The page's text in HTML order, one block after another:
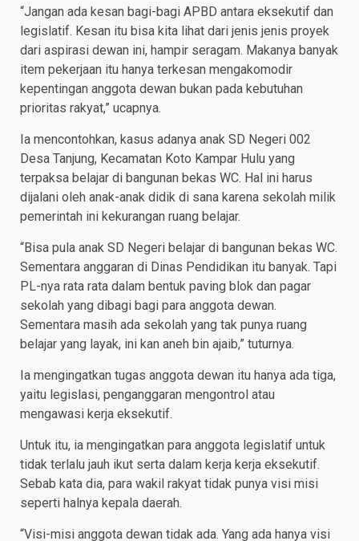
“Jangan ada kesan bagi-bagi APBD antara eksekutif dan
legislatif. Kesan itu bisa kita lihat dari jenis jenis proyek
dari aspirasi dewan ini, hampir seragam. Makanya banyak
item pekerjaan itu hanya terkesan mengakomodir
kepentingan anggota dewan bukan pada kebutuhan
prioritas rakyat,” ucapnya.
Ia mencontohkan, kasus adanya anak SD Negeri 002
Desa Tanjung, Kecamatan Koto Kampar Hulu yang
terpaksa belajar di bangunan bekas WC. Hal ini harus
dijalani oleh anak-anak didik di sana karena sekolah milik
pemerintah ini kekurangan ruang belajar.
“Bisa pula anak SD Negeri belajar di bangunan bekas WC.
Sementara anggaran di Dinas Pendidikan itu banyak. Tapi
PL-nya rata rata dalam bentuk paving blok dan pagar
sekolah yang dibagi bagi para anggota dewan.
Sementara masih ada sekolah yang tak punya ruang
belajar yang layak, ini kan aneh bin ajaib,” tuturnya.
Ia mengingatkan tugas anggota dewan itu hanya ada tiga,
yaitu legislasi, penganggaran mengontrol atau
mengawasi kerja eksekutif.
Untuk itu, ia mengingatkan para anggota legislatif untuk
tidak terlalu jauh ikut serta dalam kerja kerja eksekutif.
Sebab kata dia, para wakil rakyat tidak punya visi misi
seperti halnya kepala daerah.
“Visi-misi anggota dewan tidak ada. Yang ada hanya visi